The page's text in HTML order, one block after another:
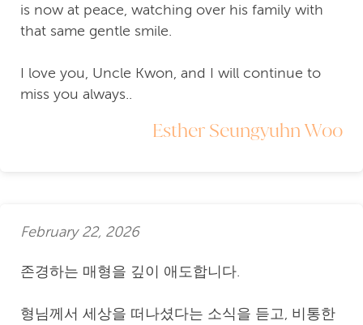
is now at peace, watching over his family with
that same gentle smile.
I love you, Uncle Kwon, and I will continue to
miss you always..
Esther Seungyuhn Woo
February 22, 2026
존경하는 매형을 깊이 애도합니다.
형님께서 세상을 떠나셨다는 소식을 듣고, 비통한